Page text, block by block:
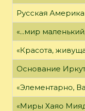
Русская
«...мир
«Красота,
Основание
«Элементарно,
«Миры Хаяо